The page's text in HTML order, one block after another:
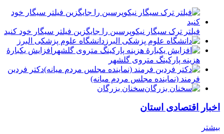
فیلتر ترک سیگار نیکوپرسین را جایگزین فیلتر سیگار خود کنید
دانشگاه علوم پزشکی البرز
افزایش یکبارۀ
هزینه پارکینگ متروی گلشهر
دكتر فردين
فرمند (نماينده مجلس مردم میانه)
سخنان بزرگان
اخبار اقتصادی استان
بیشتر